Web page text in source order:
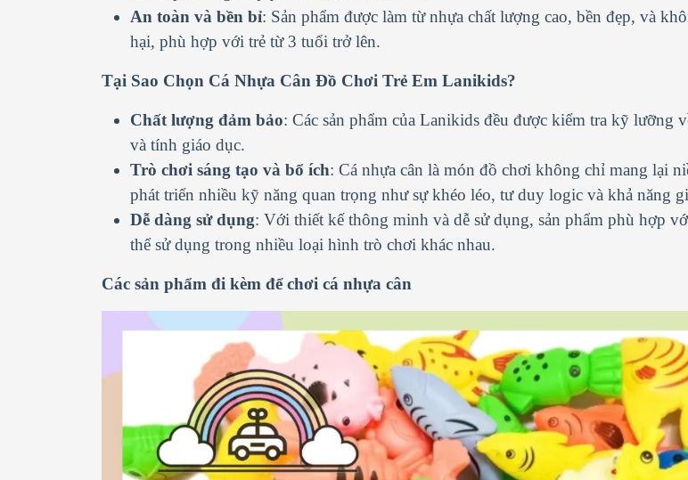
An toàn và bền bỉ: Sản phẩm được làm từ nhựa chất lượng cao, bền đẹp, và
hại, phù hợp với trẻ từ 3 tuổi trở lên.
Tại Sao Chọn Cá Nhựa Cân Đồ Chơi Trẻ Em Lanikids?
Chất lượng đảm bảo: Các sản phẩm của Lanikids đều được kiểm tra kỹ lưỡng
và tính giáo dục.
Trò chơi sáng tạo và bổ ích: Cá nhựa cân là món đồ chơi không chỉ mang lại
phát triển nhiều kỹ năng quan trọng như sự khéo léo, tư duy logic và khả năng
Dễ dàng sử dụng: Với thiết kế thông minh và dễ sử dụng, sản phẩm phù hợp
thể sử dụng trong nhiều loại hình trò chơi khác nhau.
Các sản phẩm đi kèm để chơi cá nhựa cân